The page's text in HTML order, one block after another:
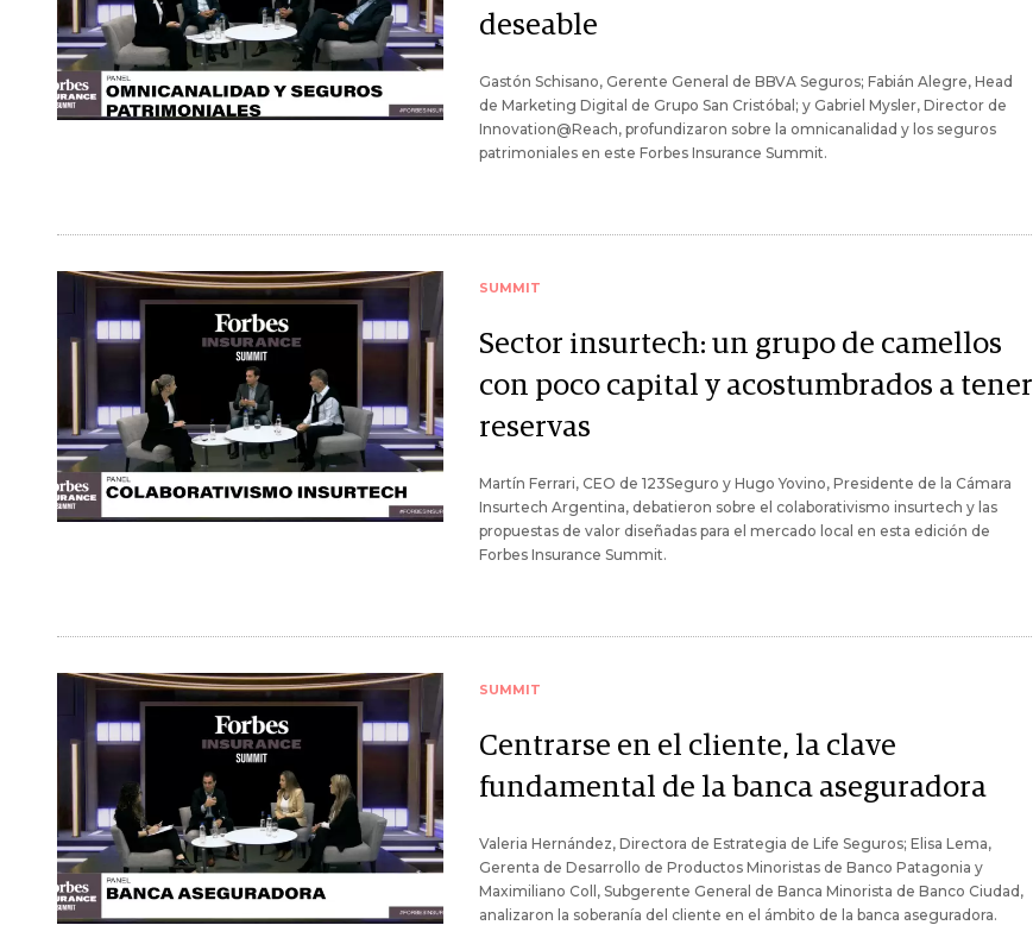
deseable
Gastón Schisano, Gerente General de BBVA Seguros; Fabián Alegre, Head
de Marketing Digital de Grupo San Cristóbal; y Gabriel Mysler, Director de
Innovation@Reach, profundizaron sobre la omnicanalidad y los seguros
patrimoniales en este Forbes Insurance Summit.
SUMMIT
Sector insurtech: un grupo de camellos
con poco capital y acostumbrados a tener
reservas
Martín Ferrari, CEO de 123Seguro y Hugo Yovino, Presidente de la Cámara
Insurtech Argentina, debatieron sobre el colaborativismo insurtech y las
propuestas de valor diseñadas para el mercado local en esta edición de
Forbes Insurance Summit.
SUMMIT
Centrarse en el cliente, la clave
fundamental de la banca aseguradora
Valeria Hernández, Directora de Estrategia de Life Seguros; Elisa Lema,
Gerenta de Desarrollo de Productos Minoristas de Banco Patagonia y
Maximiliano Coll, Subgerente General de Banca Minorista de Banco Ciudad,
analizaron la soberanía del cliente en el ámbito de la banca aseguradora.